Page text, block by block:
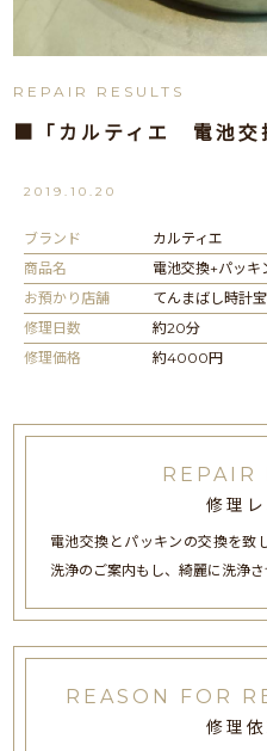
REPAIR RESULTS
■「カルティエ 電池交
2019.10.20
ブランド
カルティエ
商品名
電池交換+パッキ
お預かり店舗
てんまばし時計
修理日数
約20分
修理価格
約4000円
REPAIR
修理
電池交換とパッキンの交換を致
洗浄のご案内もし、綺麗に洗浄さ
REASON FOR
修理